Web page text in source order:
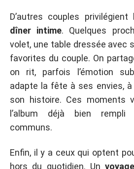
D’autres couples privilégient
dîner intime. Quelques
volet, une table dressée avec
favorites du couple. On
on rit, parfois l’émotion
adapte la fête à ses envies,
son histoire. Ces moments
l’album déjà bien rempli
communs.
Enfin, il y a ceux qui optent
hors du quotidien. Unvoyage